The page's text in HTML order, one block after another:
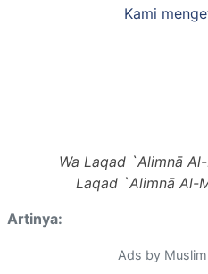
Kami
Wa Laqad `Alimnā
Laqad `Alimnā Al-
Artinya:
Ads by